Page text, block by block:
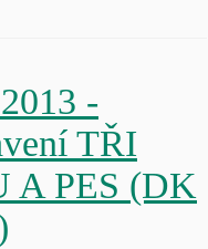
-
TŘI
A PES (DK